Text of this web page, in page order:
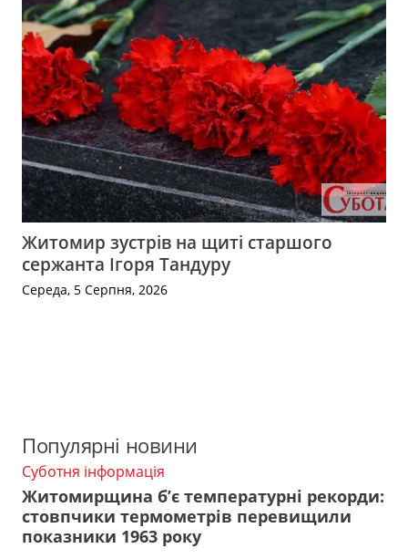
Житомир зустрів на щиті старшого
сержанта Ігоря Тандуру
Середа, 5 Серпня, 2026
Популярні новини
Суботня інформація
Житомирщина б’є температурні рекорди:
стовпчики термометрів перевищили
показники 1963 року